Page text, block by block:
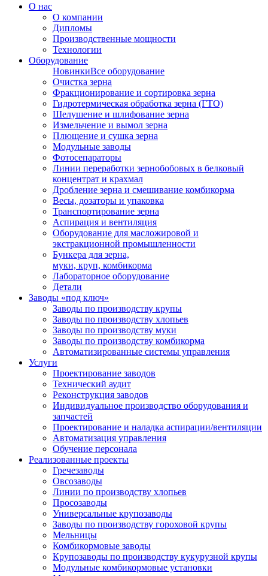
О нас
О компании
Дипломы
Производственные мощности
Технологии
Оборудование
НовинкиВсе оборудование
Очистка зерна
Фракционирование и сортировка зерна
Гидротермическая обработка зерна (ГТО)
Шелушение и шлифование зерна
Измельчение и вымол зерна
Плющение и сушка зерна
Модульные заводы
Фотосепараторы
Линии переработки зернобобовых в белковый
концентрат и крахмал
Дробление зерна и смешивание комбикорма
Весы, дозаторы и упаковка
Транспортирование зерна
Аспирация и вентиляция
Оборудование для масложировой и
экстракционной промышленности
Бункера для зерна,
муки, круп, комбикорма
Лабораторное оборудование
Детали
Заводы «под ключ»
Заводы по производству крупы
Заводы по производству хлопьев
Заводы по производству муки
Заводы по производству комбикорма
Автоматизированные системы управления
Услуги
Проектирование заводов
Технический аудит
Реконструкция заводов
Индивидуальное производство оборудования и
запчастей
Проектирование и наладка аспирации/вентиляции
Автоматизация управления
Обучение персонала
Реализованные проекты
Гречезаводы
Овсозаводы
Линии по производству хлопьев
Просозаводы
Универсальные крупозаводы
Заводы по производству гороховой крупы
Мельницы
Комбикормовые заводы
Крупозаводы по производству кукурузной крупы
Модульные комбикормовые установки